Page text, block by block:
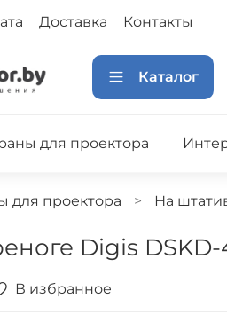
Доставка Контакты
Каталог
для проектора
для проектора На
Digis
В избранное